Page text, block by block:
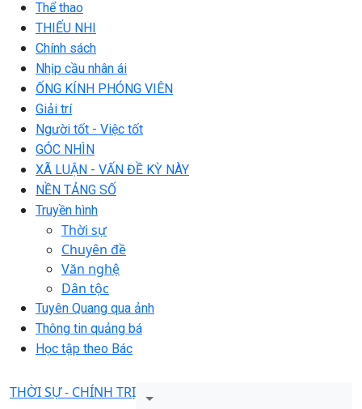
Thể thao
THIẾU NHI
Chính sách
Nhịp cầu nhân ái
ỐNG KÍNH PHÓNG VIÊN
Giải trí
Người tốt - Việc tốt
GÓC NHÌN
XÃ LUẬN - VẤN ĐỀ KỲ NÀY
NỀN TẢNG SỐ
Truyền hình
Thời sự
Chuyên đề
Văn nghệ
Dân tộc
Tuyên Quang qua ảnh
Thông tin quảng bá
Học tập theo Bác
THỜI SỰ - CHÍNH TRỊ